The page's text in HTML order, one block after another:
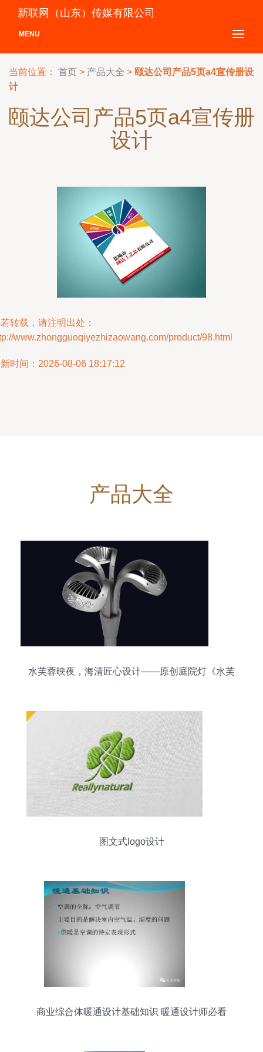
新联网（山东）传媒有限公司
MENU
当前位置： 首页 > 产品大全 > 颐达公司产品5页a4宣传册设
计
颐达公司产品5页a4宣传册
设计
转载，请注明出处：
www.zhongguoqiyezhizaowang.com/product/98.html
时间：2026-08-06 18:17:12
产品大全
水芙蓉映夜，海清匠心设计——原创庭院灯《水芙
图文式logo设计
商业综合体暖通设计基础知识 暖通设计师必看